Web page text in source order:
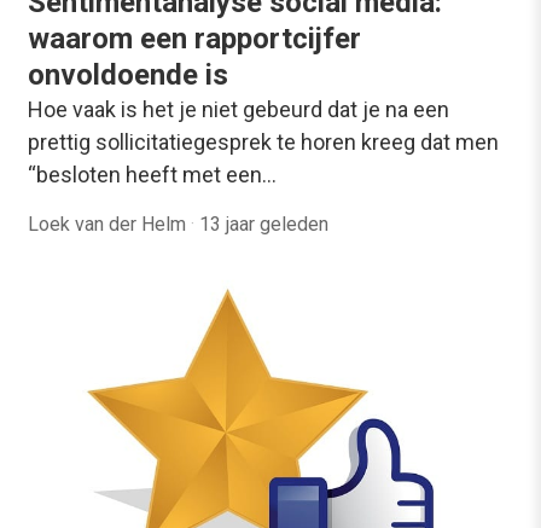
waarom een rapportcijfer
onvoldoende is
Hoe vaak is het je niet gebeurd dat je na een
prettig sollicitatiegesprek te horen kreeg dat men
“besloten heeft met een…
Loek van der Helm · 13 jaar geleden